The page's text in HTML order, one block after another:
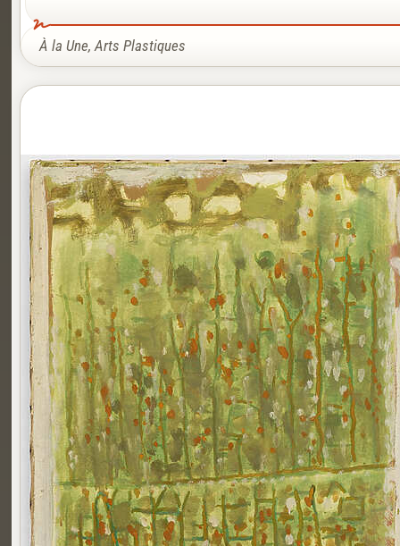
À la Une, Arts Plastiques